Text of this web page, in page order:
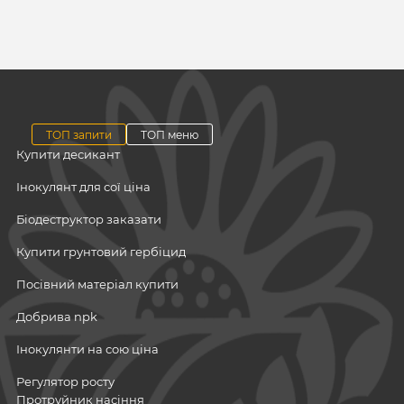
ТОП запити ТОП меню
Купити десикант
Інокулянт для сої ціна
Біодеструктор заказати
Купити грунтовий гербіцид
Посівний матеріал купити
Добрива npk
Інокулянти на сою ціна
Регулятор росту
Протруйник насіння